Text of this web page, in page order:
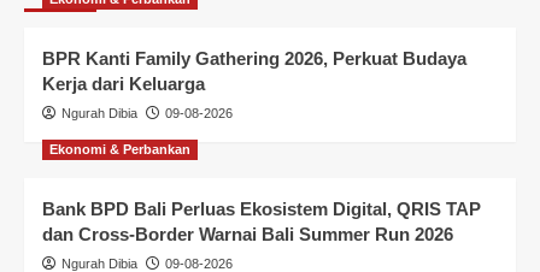
BPR Kanti Family Gathering 2026, Perkuat Budaya
Kerja dari Keluarga
Ngurah Dibia 09-08-2026
Ekonomi & Perbankan
Bank BPD Bali Perluas Ekosistem Digital, QRIS TAP
dan Cross-Border Warnai Bali Summer Run 2026
Ngurah Dibia 09-08-2026